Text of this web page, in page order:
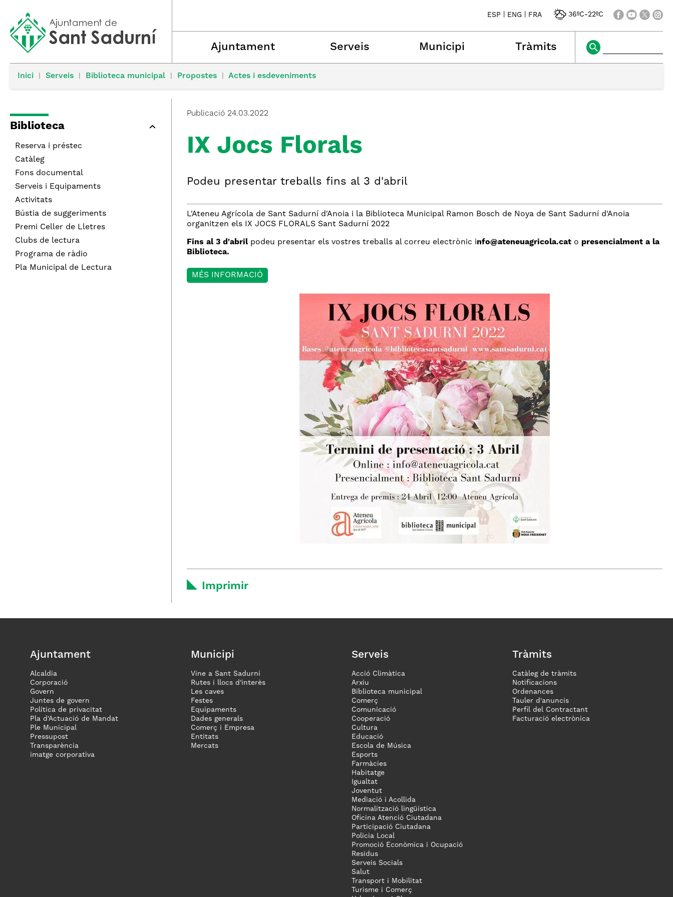
ESP ENG FRA 36ºC-22ºC
Ajuntament Serveis Municipi Tràmits
Inici Serveis Biblioteca municipal Propostes Actes i esdeveniments
Biblioteca
Reserva i préstec
Catàleg
Fons documental
Serveis i Equipaments
Activitats
Bústia de suggeriments
Premi Celler de Lletres
Clubs de lectura
Programa de ràdio
Pla Municipal de Lectura
Publicació 24.03.2022
IX Jocs Florals
Podeu presentar treballs fins al 3 d'abril
L'Ateneu Agrícola de Sant Sadurní d'Anoia i la Biblioteca Municipal Ramon Bosch de Noya de Sant Sadurní d'Anoia
organitzen els IX JOCS FLORALS Sant Sadurní 2022
Fins al 3 d'abrilpodeu presentar els vostres treballs al correu electrònic info@ateneuagricola.cat o presencialment a la
Biblioteca.
MÉS INFORMACIÓ
Imprimir
Ajuntament
Alcaldia
Corporació
Govern
Juntes de govern
Política de privacitat
Pla d'Actuació de Mandat
Ple Municipal
Pressupost
Transparència
imatge corporativa
Municipi
Vine a Sant Sadurní
Rutes i llocs d'interès
Les caves
Festes
Equipaments
Dades generals
Comerç i Empresa
Entitats
Mercats
Serveis
Acció Climàtica
Arxiu
Biblioteca municipal
Comerç
Comunicació
Cooperació
Cultura
Educació
Escola de Música
Esports
Farmàcies
Habitatge
Igualtat
Joventut
Mediació i Acollida
Normalització lingüística
Oficina Atenció Ciutadana
Participació Ciutadana
Policia Local
Promoció Econòmica i Ocupació
Residus
Serveis Socials
Salut
Transport i Mobilitat
Turisme i Comerç
Tràmits
Catàleg de tràmits
Notificacions
Ordenances
Tauler d'anuncis
Perfil del Contractant
Facturació electrònica